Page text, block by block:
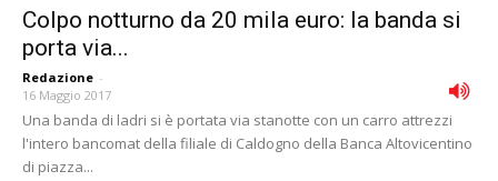
Colpo notturno da 20 mila euro: la banda si
porta via...
Redazione -
16 Maggio 2017
Una banda di ladri si è portata via stanotte con un carro attrezzi
l'intero bancomat della filiale di Caldogno della Banca Altovicentino
di piazza...